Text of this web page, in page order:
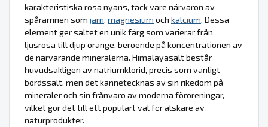
karakteristiska rosa nyans, tack vare närvaron av
spårämnen som järn, magnesium och kalcium. Dessa
element ger saltet en unik färg som varierar från
ljusrosa till djup orange, beroende på koncentrationen av
de närvarande mineralerna. Himalayasalt består
huvudsakligen av natriumklorid, precis som vanligt
bordssalt, men det kännetecknas av sin rikedom på
mineraler och sin frånvaro av moderna föroreningar,
vilket gör det till ett populärt val för älskare av
naturprodukter.